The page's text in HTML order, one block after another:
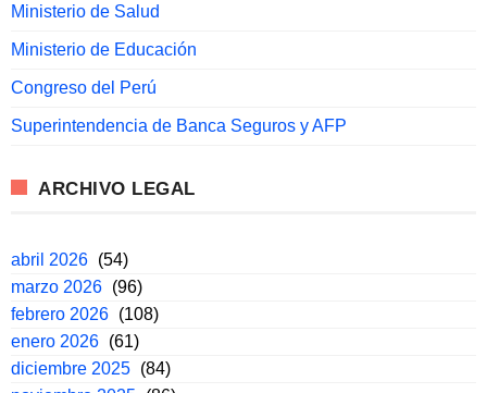
Ministerio de Salud
Ministerio de Educación
Congreso del Perú
Superintendencia de Banca Seguros y AFP
ARCHIVO LEGAL
abril 2026 (54)
marzo 2026 (96)
febrero 2026 (108)
enero 2026 (61)
diciembre 2025 (84)